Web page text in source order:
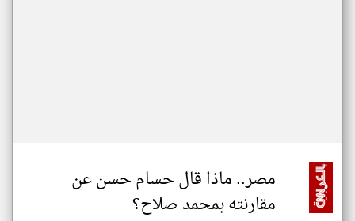
مصر.. ماذا قال حسام حسن عن
مقارنته بمحمد صلاح؟